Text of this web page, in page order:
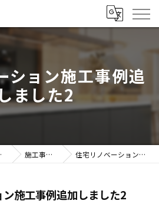
ション施工事例追
ました2
社TKGK 施工事例【ブログ】 住宅リノベーション施工事例追加しました2
施工事例追加しました2